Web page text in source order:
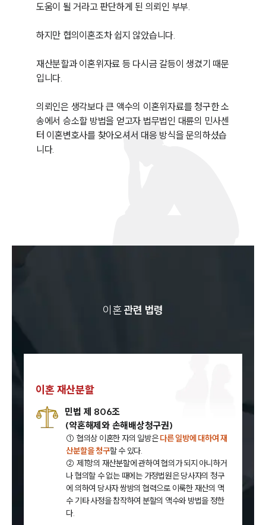
도움이 될 거라고 판단하게 된 의뢰인 부부.
하지만 협의이혼조차 쉽지 않았습니다.
재산분할과 이혼위자료 등 다시금 갈등이 생겼기 때문
입니다.
의뢰인은 생각보다 큰 액수의 이혼위자료를 청구한 소
송에서 승소할 방법을 얻고자 법무법인 대륜의 민사센
터 이혼변호사를 찾아오셔서 대응 방식을 문의하셨습
니다.
이혼관련 법령
이혼 재산분할
민법 제 806조
(약혼해제와 손해배상청구권)
① 협의상 이혼한 자의 일방은다른 일방에 대하여 재
산분할을 청구할 수 있다.
② 제1항의 재산분할에 관하여 협의가 되지 아니하거
나 협의할 수 없는 때에는 가정법원은 당사자의 청구
에 의하여 당사자 쌍방의 협력으로 이룩한 재산의 액
수 기타 사정을 참작하여 분할의 액수와 방법을 정한
다.